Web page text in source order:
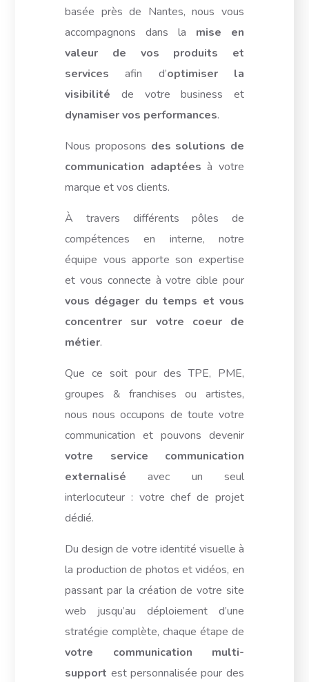
basée près de Nantes, nous vous
accompagnons dans la mise en
valeur de vos produits et
services afin d’optimiser la
visibilité de votre business et
dynamiser vos performances.
Nous proposons des solutions de
communication adaptées à votre
marque et vos clients.
À travers différents pôles de
compétences en interne, notre
équipe vous apporte son expertise
et vous connecte à votre cible pour
vous dégager du temps et vous
concentrer sur votre coeur de
métier.
Que ce soit pour des TPE, PME,
groupes & franchises ou artistes,
nous nous occupons de toute votre
communication et pouvons devenir
votre service communication
externalisé avec un seul
interlocuteur : votre chef de projet
dédié.
Du design de votre identité visuelle à
la production de photos et vidéos, en
passant par la création de votre site
web jusqu’au déploiement d’une
stratégie complète, chaque étape de
votre communication multi-
support est personnalisée pour des